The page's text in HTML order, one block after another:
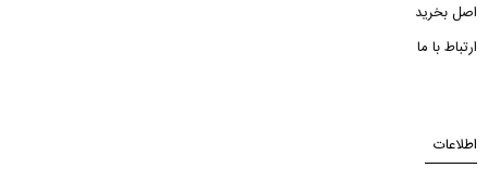
اصل بخرید
ارتباط با ما
اطلاعات